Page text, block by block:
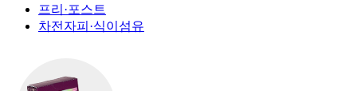
프리·포스트
차전자피·식이섬유